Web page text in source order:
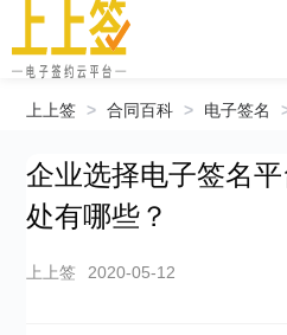
上上签 > 合同百科 > 电子签名
企业选择电子签名
处有哪些？
上上签 2020-05-12